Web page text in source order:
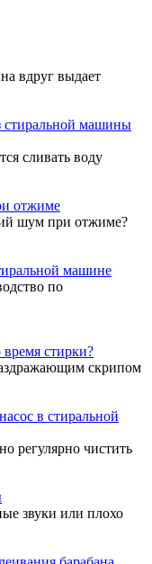
вдруг выдает
стиральной машины
сливать воду
отжиме
шум при отжиме?
машине
по
стирки?
скрипом
в стиральной
регулярно чистить
звуки или плохо